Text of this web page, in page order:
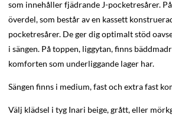
som innehåller fjädrande J-pocketresårer.
överdel, som består av en kassett
pocketresårer. De ger dig optimalt stöd
i sängen. På toppen, liggytan, finns
komforten som underliggande lager har.
Sängen finns i medium, fast och extra fast
Välj klädsel i tyg Inari beige, grått, eller